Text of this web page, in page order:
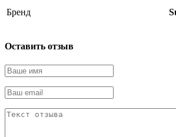
Бренд
Оставить отзыв